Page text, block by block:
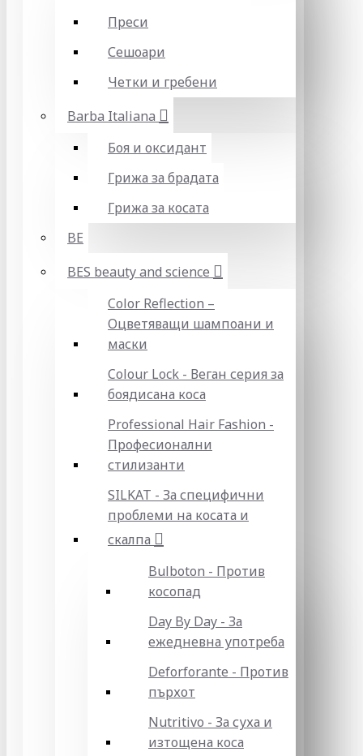
Преси
Сешоари
Четки и гребени
Barba Italiana
Боя и оксидант
Грижа за брадата
Грижа за косата
BE
BES beauty and science
Color Reflection –
Оцветяващи шампоани и
маски
Colour Lock - Веган серия за
боядисана коса
Professional Hair Fashion -
Професионални
стилизанти
SILKAT - За специфични
проблеми на косата и
скалпа
Bulboton - Против
косопад
Day By Day - За
ежедневна употреба
Deforforante - Против
пърхот
Nutritivo - За суха и
изтощена коса